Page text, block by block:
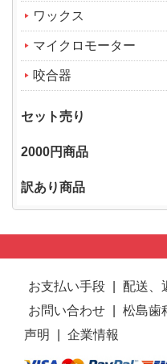
ワックス
マイクロモーター
咬合器
セット売り
2000円商品
訳あり商品
お支払い手段 配送、
お問い合わせ
松島歯
声明
企業情報